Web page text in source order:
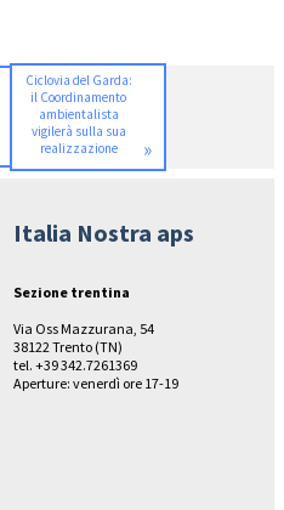
Ciclovia del Garda:
il Coordinamento
ambientalista
vigilerà sulla sua
realizzazione
»
Italia Nostra aps
Sezione trentina
Via Oss Mazzurana, 54
38122 Trento (TN)
tel. +39 342.7261369
Aperture: venerdì ore 17-19